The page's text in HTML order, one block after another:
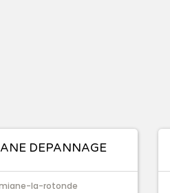
DEPANNAGE
la-rotonde